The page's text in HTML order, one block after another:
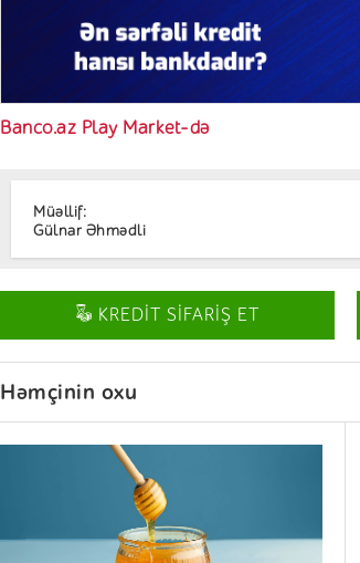
Banco.az Play Market-də
Müəllif:
Gülnar Əhmədli
KREDİT SİFARİŞ ET
Həmçinin oxu